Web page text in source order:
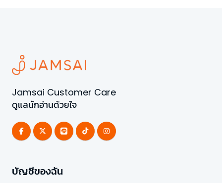
Jamsai Customer Care
ดูแลนักอ่านด้วยใจ
บัญชีของฉัน